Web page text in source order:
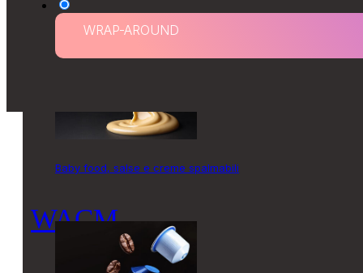
Baby food, salse e creme spalmabili
WRAP-AROUND
WACM